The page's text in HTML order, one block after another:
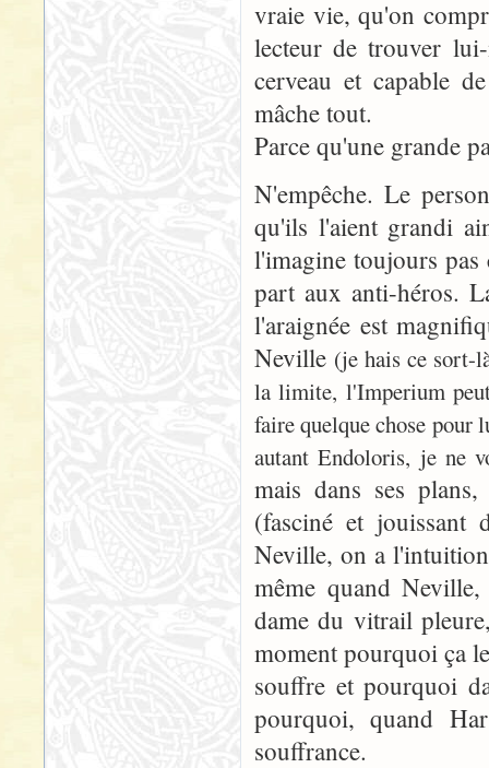
vraie vie, qu'on
lecteur de trouver
cerveau et capable
mâche tout.
Parce qu'une grande
N'empêche. Le
qu'ils l'aient grandi
l'imagine toujours
part aux anti-héros.
l'araignée est
Neville (je hais ce sort-
la limite, l'Imperium
faire quelque chose pour
autant Endoloris, je ne
mais dans ses
(fasciné et
Neville, on a
même quand
dame du vitrail
moment pourquoi ça
souffre et pourquoi
pourquoi, quand
souffrance.